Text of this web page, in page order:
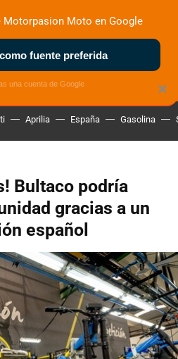
MOTOS ELÉCTRICAS
Aprilia España Gasolina
Bultaco podría
gracias a un
español
×
Motorpasion Moto en Google
fuente preferida
una cuenta de Google